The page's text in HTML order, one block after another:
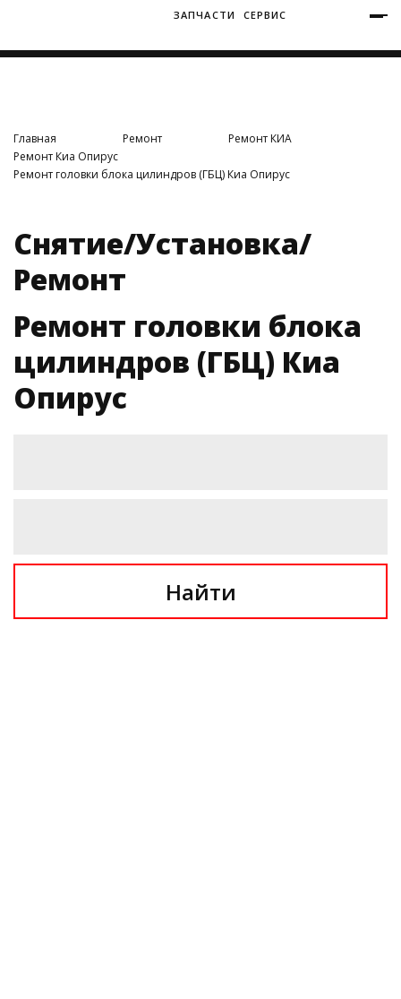
ЗАПЧАСТИ СЕРВИС
Главная Ремонт
Ремонт КИА
Ремонт Киа Опирус
Ремонт головки блока цилиндров (ГБЦ) Киа Опирус
Снятие/Установка/
Ремонт
Ремонт головки блока
цилиндров (ГБЦ) Киа
Опирус
Найти